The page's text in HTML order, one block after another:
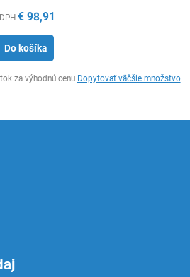
€ 98,91
Do košíka
za výhodnú cenu Dopytovať väčšie množstvo